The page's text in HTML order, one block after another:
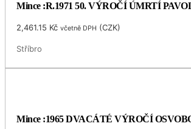
Mince :R.1971 50. VÝROČÍ ÚMRTÍ
2,461.15 Kč včetně DPH (CZK)
Stříbro
Mince :1965 DVACÁTÉ VÝROČÍ